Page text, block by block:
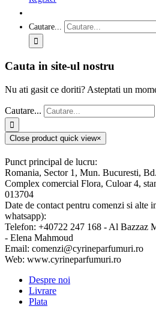
Cautare...
Cauta in site-ul nostru
Nu ati gasit ce doriti? Asteptati un
Cautare...
Close product quick view×
Punct principal de lucru:
Romania, Sector 1, Mun. Bucuresti,
Complex comercial Flora, Culoar 4,
013704
Date de contact pentru comenzi si alte
whatsapp):
Telefon: +40722 247 168 - Al Bazzaz
- Elena Mahmoud
Email: comenzi@cyrineparfumuri.ro
Web: www.cyrineparfumuri.ro
Despre noi
Livrare
Plata